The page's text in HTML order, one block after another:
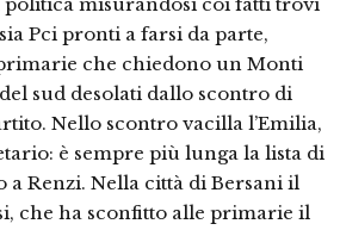
politica misurandosi coi fatti trovi
Pci pronti a farsi da parte,
che chiedono un Monti
sud desolati dallo scontro di
Nello scontro vacilla l’Emilia,
è sempre più lunga la lista di
a Renzi. Nella città di Bersani il
che ha sconfitto alle primarie il